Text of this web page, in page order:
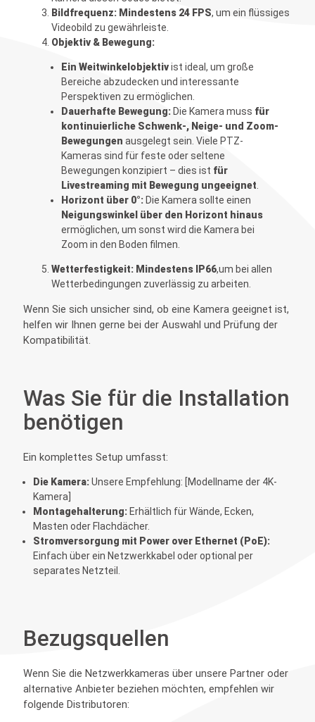
Bildfrequenz: Mindestens 24 FPS, um ein flüssiges
Videobild zu gewährleiste.
Objektiv & Bewegung:
Ein Weitwinkelobjektivist ideal, um große
Bereiche abzudecken und interessante
Perspektiven zu ermöglichen.
Dauerhafte Bewegung:Die Kamera muss für
kontinuierliche Schwenk-, Neige- und Zoom-
Bewegungen ausgelegt sein. Viele PTZ-
Kameras sind für feste oder seltene
Bewegungen konzipiert – dies ist für
Livestreaming mit Bewegung ungeeignet
Horizont über 0°:Die Kamera sollte einen
Neigungswinkel über den Horizont hinaus
ermöglichen, um sonst wird die Kamera bei
Zoom in den Boden filmen.
Wetterfestigkeit: Mindestens IP66,um bei allen
Wetterbedingungen zuverlässig zu arbeiten.
Wenn Sie sich unsicher sind, ob eine Kamera geeignet ist,
helfen wir Ihnen gerne bei der Auswahl und Prüfung der
Kompatibilität.
Was Sie für die Installation
benötigen
Ein komplettes Setup umfasst:
Die Kamera:Unsere Empfehlung: [Modellname der 4K-
Kamera]
Montagehalterung:Erhältlich für Wände, Ecken,
Masten oder Flachdächer.
Stromversorgung mit Power over Ethernet (PoE):
Einfach über ein Netzwerkkabel oder optional per
separates Netzteil.
Bezugsquellen
Wenn Sie die Netzwerkkameras über unsere Partner oder
alternative Anbieter beziehen möchten, empfehlen wir
folgende Distributoren: